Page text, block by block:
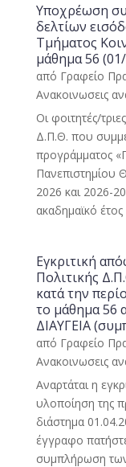
Υποχρέωση
δελτίων
Τμήματος
μάθημα 56
από Γραφείο
Ανακοινωσεις
Οι φοιτητές/
Δ.Π.Θ. που
προγράμματος
Πανεπιστημίου
2026 και 2026-
ακαδημαϊκό
Εγκριτική
Πολιτικής
κατά την
το μάθημα 56
ΔΙΑΥΓΕΙΑ
από Γραφείο
Ανακοινωσεις
Αναρτάται η
υλοποίηση της
διάστημα
έγγραφο
συμπλήρωση